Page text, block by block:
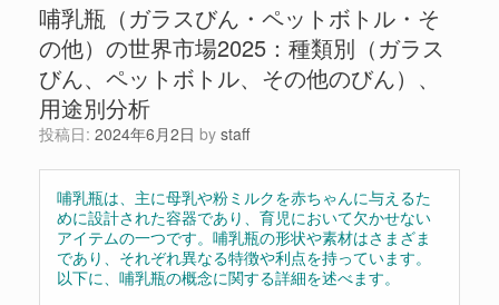
哺乳瓶（ガラスびん・ペットボトル・そ
の他）の世界市場2025：種類別（ガラス
びん、ペットボトル、その他のびん）、
用途別分析
投稿日: 2024年6月2日 by staff
哺乳瓶は、主に母乳や粉ミルクを赤ちゃんに与えるた
めに設計された容器であり、育児において欠かせない
アイテムの一つです。哺乳瓶の形状や素材はさまざま
であり、それぞれ異なる特徴や利点を持っています。
以下に、哺乳瓶の概念に関する詳細を述べます。